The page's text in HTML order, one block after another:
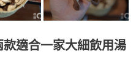
適合一家大細飲用湯